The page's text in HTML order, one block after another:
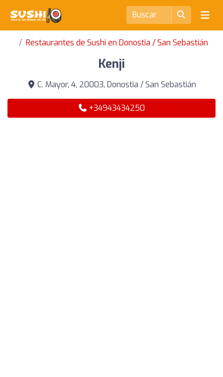
Restaurantes de Sushi en Donostia / San Sebastián
Kenji
C. Mayor, 4, 20003, Donostia / San Sebastián
+34943434250